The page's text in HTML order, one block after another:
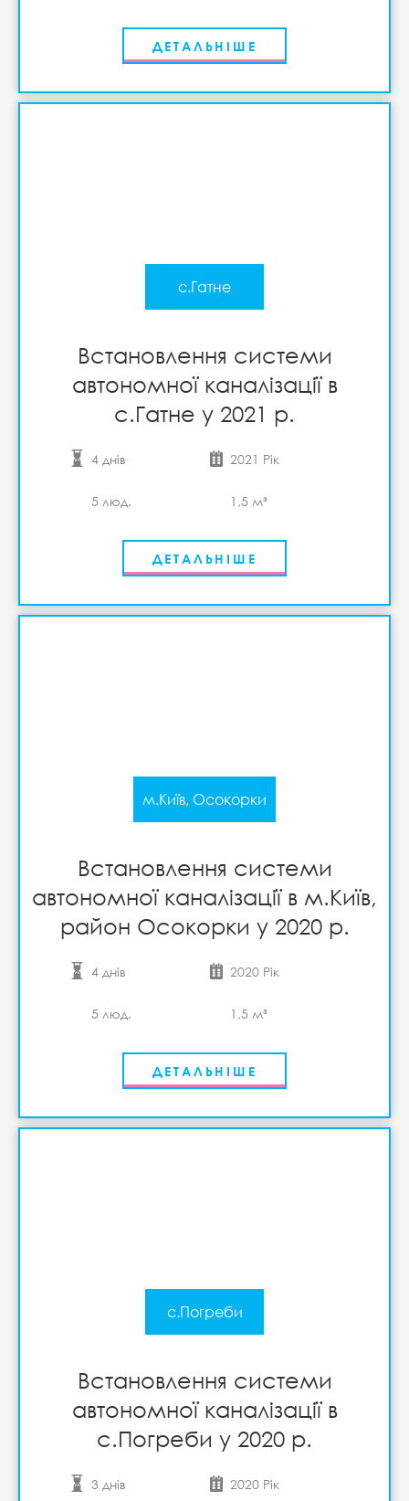
ДЕТАЛЬНІШЕ
с.Гатне
Встановлення системи
автономної каналізації в
с.Гатне у 2021 р.
4 днів 2021 Рік
5 люд. 1,5 м³
ДЕТАЛЬНІШЕ
м.Київ, Осокорки
Встановлення системи
автономної каналізації в м.Київ,
район Осокорки у 2020 р.
4 днів 2020 Рік
5 люд. 1,5 м³
ДЕТАЛЬНІШЕ
с.Погреби
Встановлення системи
автономної каналізації в
с.Погреби у 2020 р.
3 днів 2020 Рік